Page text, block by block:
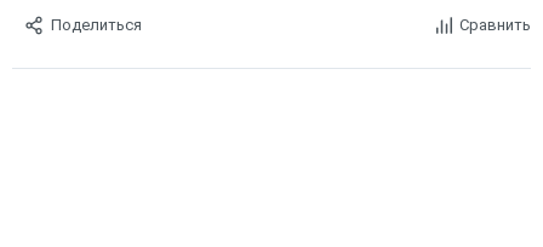
Поделиться Сравнить